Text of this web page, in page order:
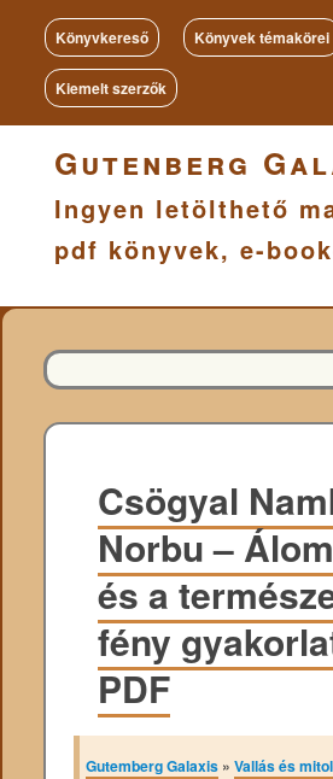
Könyvkereső Könyvek témakörei
Kiemelt szerzők
Gutenberg
Ingyen letölthető
pdf könyvek, e-
Csögyal
Norbu –
és a
fény
PDF
Gutemberg Galaxis »Vallás és